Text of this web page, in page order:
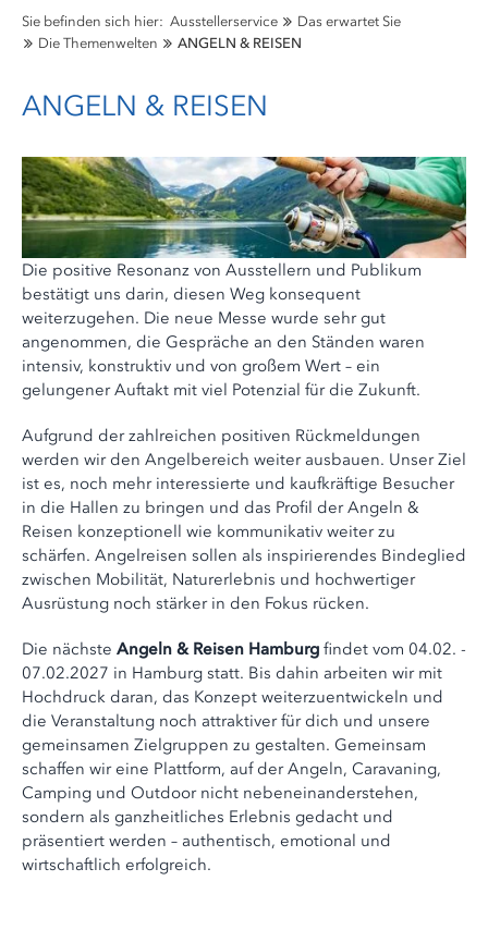
Sie befinden sich hier: Ausstellerservice
Das erwartet Sie
Die Themenwelten
ANGELN & REISEN
ANGELN & REISEN
Die positive Resonanz von Ausstellern und Publikum
bestätigt uns darin, diesen Weg konsequent
weiterzugehen. Die neue Messe wurde sehr gut
angenommen, die Gespräche an den Ständen waren
intensiv, konstruktiv und von großem Wert – ein
gelungener Auftakt mit viel Potenzial für die Zukunft.
Aufgrund der zahlreichen positiven Rückmeldungen
werden wir den Angelbereich weiter ausbauen. Unser Ziel
ist es, noch mehr interessierte und kaufkräftige Besucher
in die Hallen zu bringen und das Profil der Angeln &
Reisen konzeptionell wie kommunikativ weiter zu
schärfen. Angelreisen sollen als inspirierendes Bindeglied
zwischen Mobilität, Naturerlebnis und hochwertiger
Ausrüstung noch stärker in den Fokus rücken.
Die nächste Angeln & Reisen Hamburg findet vom 04.02. -
07.02.2027 in Hamburg statt. Bis dahin arbeiten wir mit
Hochdruck daran, das Konzept weiterzuentwickeln und
die Veranstaltung noch attraktiver für dich und unsere
gemeinsamen Zielgruppen zu gestalten. Gemeinsam
schaffen wir eine Plattform, auf der Angeln, Caravaning,
Camping und Outdoor nicht nebeneinanderstehen,
sondern als ganzheitliches Erlebnis gedacht und
präsentiert werden – authentisch, emotional und
wirtschaftlich erfolgreich.